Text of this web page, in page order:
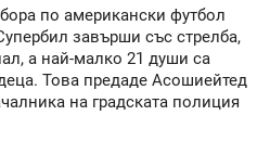
по американски футбол
завърши със стрелба,
а най-малко 21 души са
Това предаде Асошиейтед
на градската полиция